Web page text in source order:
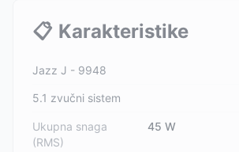
📋 Karakteristike
Jazz J - 9948
5.1 zvučni sistem
Ukupna snaga
(RMS)
45 W